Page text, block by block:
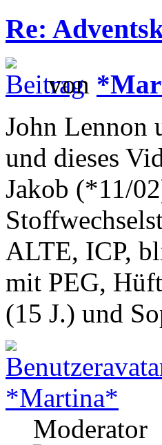
Re:
von
John Lennon
und dieses
Jakob (*11/
ALTE, ICP,
mit PEG,
(15 J.) und
*Martina*
Moderator